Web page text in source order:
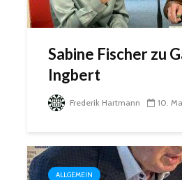
Sabine Fischer zu
Ingbert
Frederik Hartmann 10.
ALLGEMEIN